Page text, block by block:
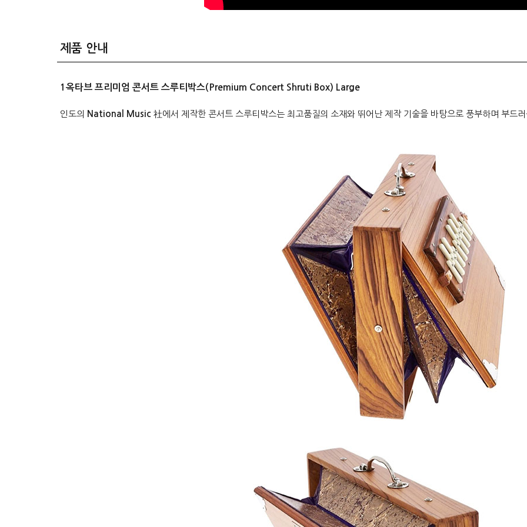
제품 안내
1옥타브 프리미엄 콘서트 스루티박스(Premium Concert Shruti Box) Large
인도의 National Music 社에서 제작한 콘서트 스루티박스는 최고품질의 소재와 뛰어난 제작 기술을 바탕으로 풍부하며 부드